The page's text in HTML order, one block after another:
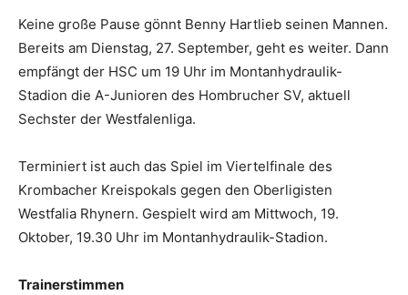
Keine große Pause gönnt Benny Hartlieb seinen Mannen.
Bereits am Dienstag, 27. September, geht es weiter. Dann
empfängt der HSC um 19 Uhr im Montanhydraulik-
Stadion die A-Junioren des Hombrucher SV, aktuell
Sechster der Westfalenliga.
Terminiert ist auch das Spiel im Viertelfinale des
Krombacher Kreispokals gegen den Oberligisten
Westfalia Rhynern. Gespielt wird am Mittwoch, 19.
Oktober, 19.30 Uhr im Montanhydraulik-Stadion.
Trainerstimmen